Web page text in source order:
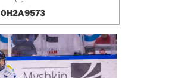
0H2A9573